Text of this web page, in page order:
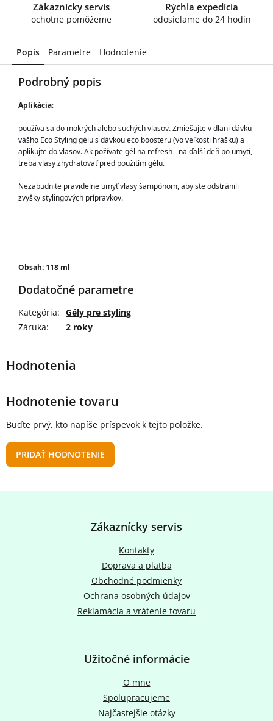
Zákaznícky servis
ochotne pomôžeme
Rýchla expedícia
odosielame do 24 hodín
Popis Parametre Hodnotenie
Podrobný popis
Aplikácia:
používa sa do mokrých alebo suchých vlasov. Zmiešajte v dlani dávku
vášho Eco Styling gélu s dávkou eco boosteru (vo veľkosti hrášku) a
aplikujte do vlasov. Ak požívate gél na refresh - na ďalší deň po umytí,
treba vlasy zhydratovať pred použitím gélu.
Nezabudnite pravidelne umyť vlasy šampónom, aby ste odstránili
zvyšky stylingových prípravkov.
Obsah: 118 ml
Dodatočné parametre
Kategória: Gély pre styling
Záruka: 2 roky
Hodnotenie tovaru
Buďte prvý, kto napíše príspevok k tejto položke.
PRIDAŤ HODNOTENIE
Zákaznícky servis
Kontakty
Doprava a platba
Obchodné podmienky
Ochrana osobných údajov
Reklamácia a vrátenie tovaru
Užitočné informácie
O mne
Spolupracujeme
Najčastejšie otázky